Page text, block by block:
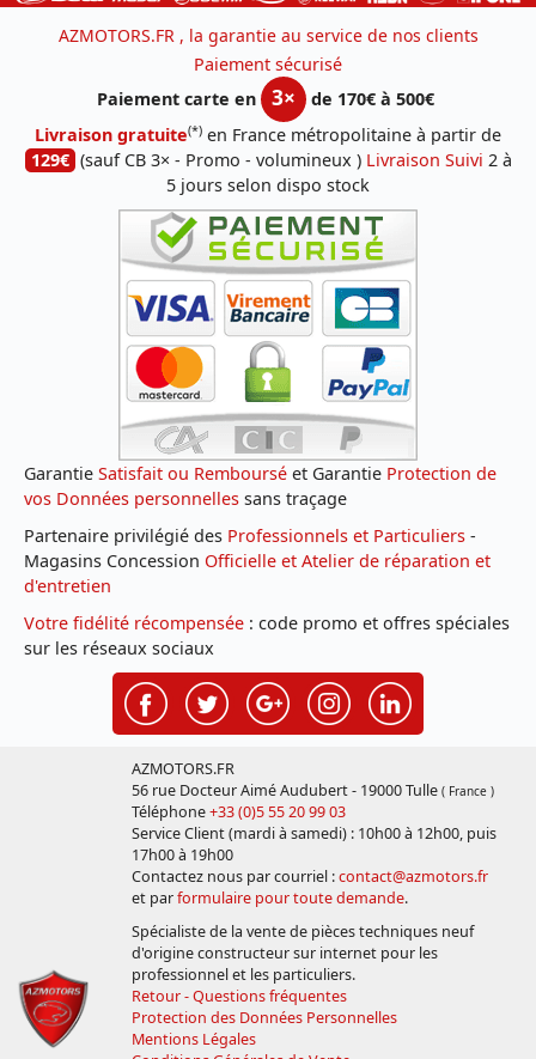
AZMOTORS.FR , la garantie au service de nos clients
Paiement sécurisé
Paiement carte en
3×
de 170€ à 500€
Livraison gratuite(*) en France métropolitaine à partir de
129€ (sauf CB 3× - Promo - volumineux ) Livraison Suivi 2 à
5 jours selon dispo stock
Garantie Satisfait ou Remboursé et Garantie Protection de
vos Données personnelles sans traçage
Partenaire privilégié des Professionnels et Particuliers -
Magasins Concession Officielle et Atelier de réparation et
d'entretien
Votre fidélité récompensée : code promo et offres spéciales
sur les réseaux sociaux
AZMOTORS.FR
56 rue Docteur Aimé Audubert - 19000 Tulle ( France )
Téléphone+33 (0)5 55 20 99 03
Service Client (mardi à samedi) : 10h00 à 12h00, puis
17h00 à 19h00
Contactez nous par courriel :contact@azmotors.fr
et parformulaire pour toute demande.
Spécialiste de la vente de pièces techniques neuf
d'origine constructeur sur internet pour les
professionnel et les particuliers.
Retour - Questions fréquentes
Protection des Données Personnelles
Mentions Légales